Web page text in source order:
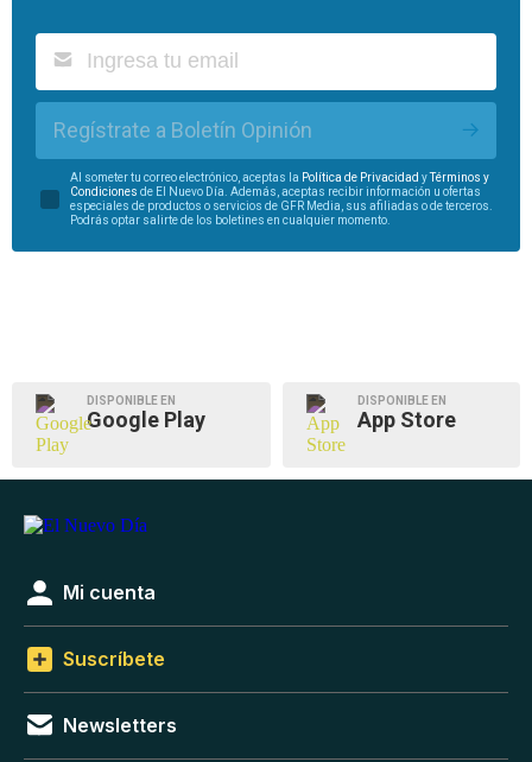
Regístrate a Boletín Opinión
Al someter tu correo electrónico, aceptas la Política de Privacidad yTérminos y
Condiciones de El Nuevo Día. Además, aceptas recibir información u ofertas
especiales de productos o servicios de GFR Media, sus afiliadas o de terceros.
Podrás optar salirte de los boletines en cualquier momento.
DISPONIBLE EN
Google Play
DISPONIBLE EN
App Store
Mi cuenta
Suscríbete
Newsletters